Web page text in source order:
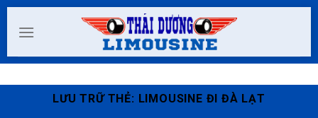
Skip
LƯU TRỮ THẺ: LIMOUSINE ĐI ĐÀ LẠT